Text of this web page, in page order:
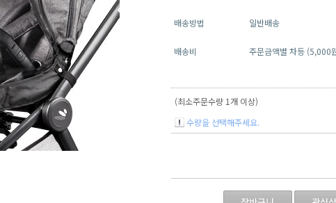
배송방법 일반배송
배송비 주문금액별 차등 (5,000
(최소주문수량 1개 이상)
수량을 선택해주세요.